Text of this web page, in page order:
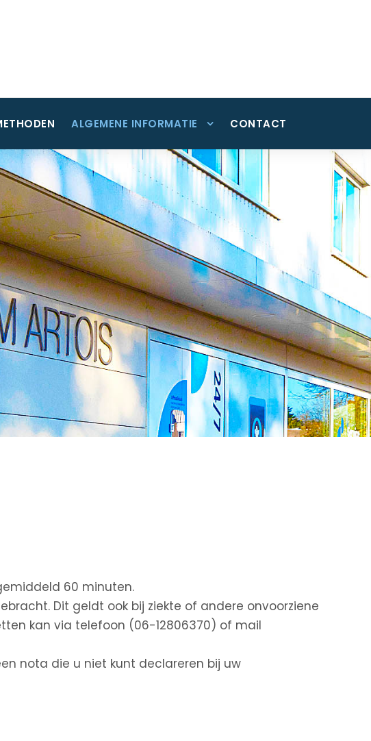
ALGEMENE INFORMATIE CONTACT
60 minuten.
Dit geldt ook bij ziekte of andere onvoorziene
kan via telefoon (06-12806370) of mail
nota die u niet kunt declareren bij uw